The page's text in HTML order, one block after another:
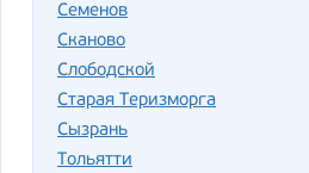
Семенов
Сканово
Слободской
Старая Теризморга
Сызрань
Тольятти